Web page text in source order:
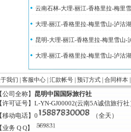
云南石林-大理-丽江-香格里拉-梅里
大理-丽江-香格里拉-梅里雪山-泸沽
昆明-大理-丽江-香格里拉-梅里雪山-
大理-丽江-香格里拉-梅里雪山-泸沽
我们 客服中心| 汇款帐号| 预订方式| 合同样本
【公司全称】 昆明中国国际旅行社
【许可证号】L-YN-GJ00002(云南5A诚信旅行社
【移动电话】0
（全天）
【业务 Q Q】